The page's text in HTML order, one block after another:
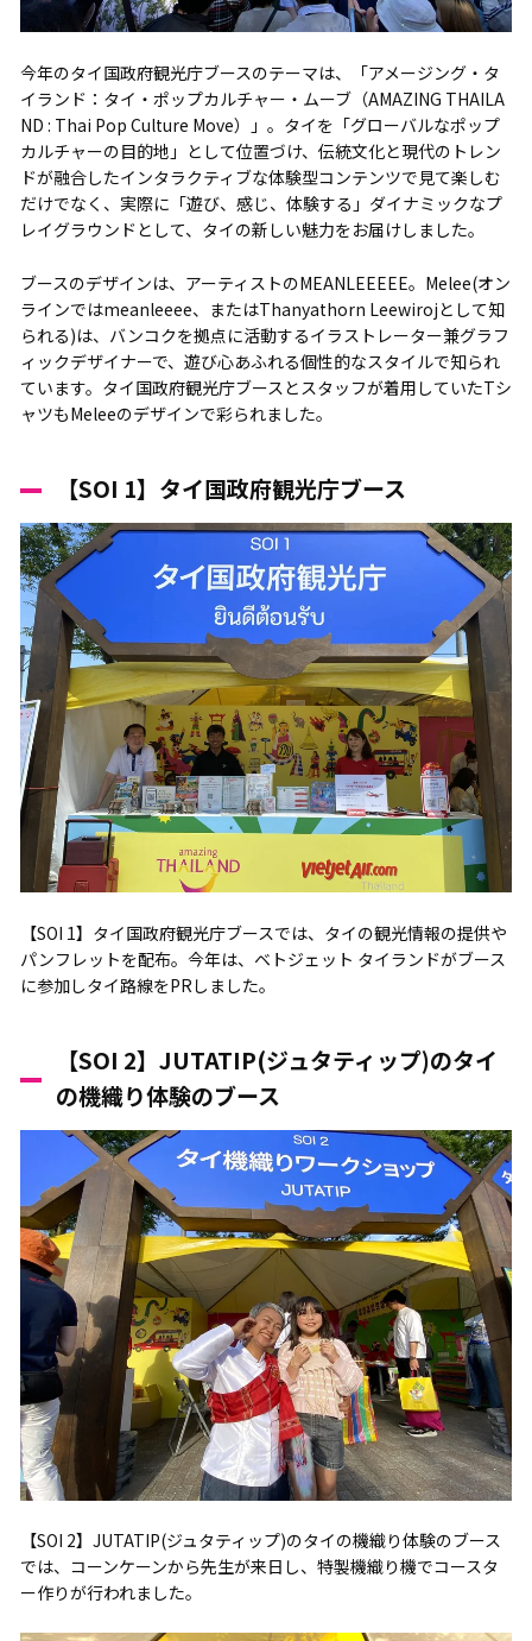
今年のタイ国政府観光庁ブースのテーマは、「アメージング・タ
イランド：タイ・ポップカルチャー・ムーブ（AMAZING THAILA
ND : Thai Pop Culture Move）」。タイを「グローバルなポップ
カルチャーの目的地」として位置づけ、伝統文化と現代のトレン
ドが融合したインタラクティブな体験型コンテンツで見て楽しむ
だけでなく、実際に「遊び、感じ、体験する」ダイナミックなプ
レイグラウンドとして、タイの新しい魅力をお届けしました。
ブースのデザインは、アーティストのMEANLEEEEE。Melee(オン
ラインではmeanleeee、またはThanyathorn Leewirojとして知
られる)は、バンコクを拠点に活動するイラストレーター兼グラフ
ィックデザイナーで、遊び心あふれる個性的なスタイルで知られ
ています。タイ国政府観光庁ブースとスタッフが着用していたTシ
ャツもMeleeのデザインで彩られました。
【SOI 1】タイ国政府観光庁ブース
【SOI 1】タイ国政府観光庁ブースでは、タイの観光情報の提供や
パンフレットを配布。今年は、ベトジェット タイランドがブース
に参加しタイ路線をPRしました。
【SOI 2】JUTATIP(ジュタティップ)のタイ
の機織り体験のブース
【SOI 2】JUTATIP(ジュタティップ)のタイの機織り体験のブース
では、コーンケーンから先生が来日し、特製機織り機でコースタ
ー作りが行われました。